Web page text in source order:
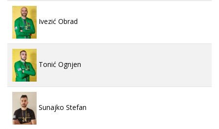
Ivezić Obrad
Tonić Ognjen
Sunajko Stefan